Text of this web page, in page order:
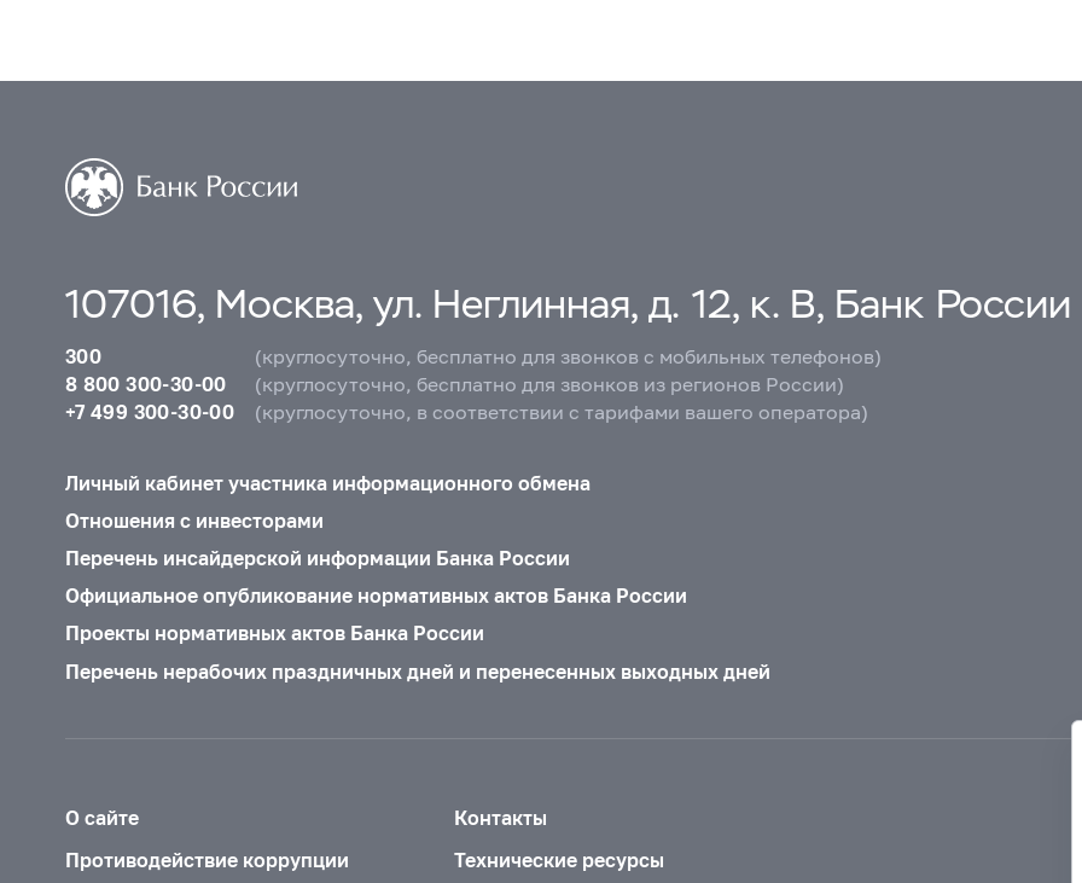
107016, Москва, ул. Неглинная, д. 12, к. В, Банк России
300
(круглосуточно, бесплатно для звонков с мобильных телефонов)
8 800 300-30-00
(круглосуточно, бесплатно для звонков из регионов России)
+7 499 300-30-00
(круглосуточно, в соответствии с тарифами вашего оператора)
Личный кабинет участника информационного обмена
Отношения с инвесторами
Перечень инсайдерской информации Банка России
Официальное опубликование нормативных актов Банка России
Проекты нормативных актов Банка России
Перечень нерабочих праздничных дней и перенесенных выходных дней
О сайте
Контакты
Противодействие коррупции
Технические ресурсы